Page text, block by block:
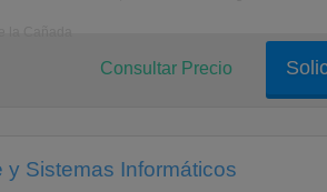
Consultar Precio
Sistemas Informáticos